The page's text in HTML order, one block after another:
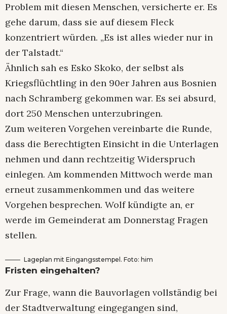
Problem mit diesen Menschen, versicherte er. Es
gehe darum, dass sie auf diesem Fleck
konzentriert würden. „Es ist alles wieder nur in
der Talstadt.“
Ähnlich sah es Esko Skoko, der selbst als
Kriegsflüchtling in den 90er Jahren aus Bosnien
nach Schramberg gekommen war. Es sei absurd,
dort 250 Menschen unterzubringen.
Zum weiteren Vorgehen vereinbarte die Runde,
dass die Berechtigten Einsicht in die Unterlagen
nehmen und dann rechtzeitig Widerspruch
einlegen. Am kommenden Mittwoch werde man
erneut zusammenkommen und das weitere
Vorgehen besprechen. Wolf kündigte an, er
werde im Gemeinderat am Donnerstag Fragen
stellen.
Lageplan mit Eingangsstempel. Foto: him
Fristen eingehalten?
Zur Frage, wann die Bauvorlagen vollständig bei
der Stadtverwaltung eingegangen sind,